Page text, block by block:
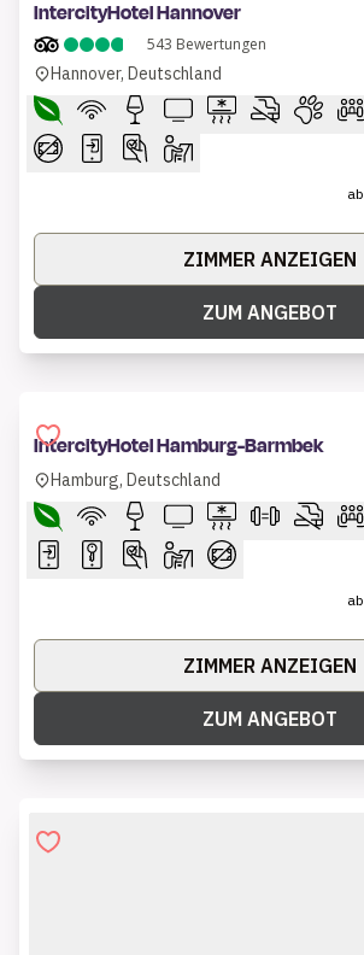
IntercityHotel Hannover
543 Bewertungen
Hannover, Deutschland
ab
ZIMMER ANZEIGEN
ZUM ANGEBOT
IntercityHotel Hamburg-Barmbek
Hamburg, Deutschland
ab
ZIMMER ANZEIGEN
ZUM ANGEBOT